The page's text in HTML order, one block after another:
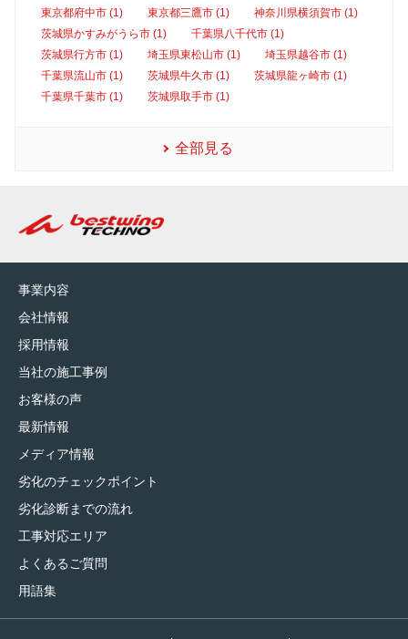
東京都府中市 (1)
東京都三鷹市 (1)
神奈川県横須賀市 (1)
茨城県かすみがうら市 (1)
千葉県八千代市 (1)
茨城県行方市 (1)
埼玉県東松山市 (1)
埼玉県越谷市 (1)
千葉県流山市 (1)
茨城県牛久市 (1)
茨城県龍ヶ崎市 (1)
千葉県千葉市 (1)
茨城県取手市 (1)
全部見る
事業内容
会社情報
採用情報
当社の施工事例
お客様の声
最新情報
メディア情報
劣化のチェックポイント
劣化診断までの流れ
工事対応エリア
よくあるご質問
用語集